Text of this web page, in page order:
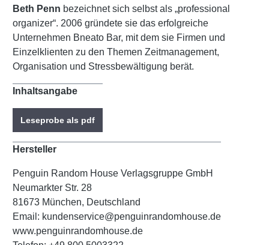
Beth Penn bezeichnet sich selbst als „professional
organizer“. 2006 gründete sie das erfolgreiche
Unternehmen Bneato Bar, mit dem sie Firmen und
Einzelklienten zu den Themen Zeitmanagement,
Organisation und Stressbewältigung berät.
Inhaltsangabe
Leseprobe als pdf
Hersteller
Penguin Random House Verlagsgruppe GmbH
Neumarkter Str. 28
81673 München, Deutschland
Email: kundenservice@penguinrandomhouse.de
www.penguinrandomhouse.de